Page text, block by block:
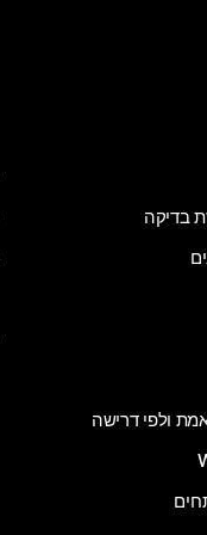
בדיקה
אמת ולפי דרישה